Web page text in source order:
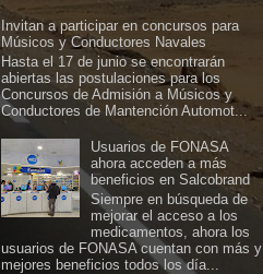
Invitan a participar en concursos para
Músicos y Conductores Navales
Hasta el 17 de junio se encontrarán
abiertas las postulaciones para los
Concursos de Admisión a Músicos y
Conductores de Mantención Automot...
Usuarios de FONASA
ahora acceden a más
beneficios en Salcobrand
Siempre en búsqueda de
mejorar el acceso a los
medicamentos, ahora los
usuarios de FONASA cuentan con más y
mejores beneficios todos los día...